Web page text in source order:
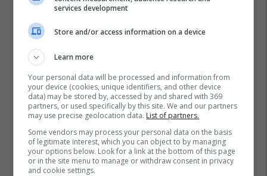
Estrada Shqiptare
services development
Store and/or access information on a device
Learn more
Your personal data will be processed and information from
your device (cookies, unique identifiers, and other device
data) may be stored by, accessed by and shared with 369
partners, or used specifically by this site. We and our partners
may use precise geolocation data. List of partners.
Some vendors may process your personal data on the basis
of legitimate interest, which you can object to by managing
your options below. Look for a link at the bottom of this page
or in the site menu to manage or withdraw consent in privacy
and cookie settings.